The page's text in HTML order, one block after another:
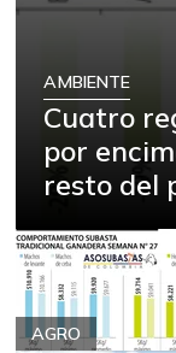
AMBIENTE
Cuatro
por
resto del
AGRO